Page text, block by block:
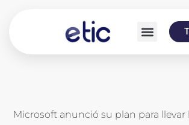
Microsoft anunció su plan para llevar